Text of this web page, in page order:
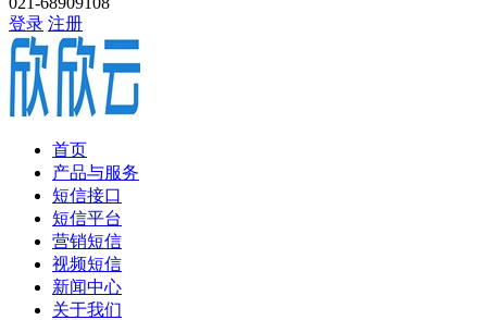
登录 注册
首页
产品与服务
短信接口
短信平台
营销短信
视频短信
新闻中心
关于我们